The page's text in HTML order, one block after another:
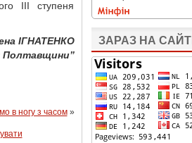
III ступеня
ІГНАТЕНКО
Полтавщини”
в ногу з часом»
ЗАРАЗ НА САЙТІ